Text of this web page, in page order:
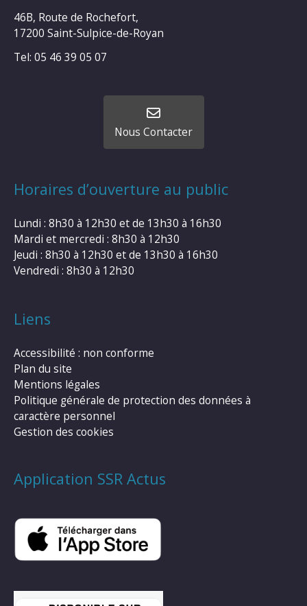
46B, Route de Rochefort,
17200 Saint-Sulpice-de-Royan
Tel: 05 46 39 05 07
Nous Contacter
Horaires d’ouverture au public
Lundi : 8h30 à 12h30 et de 13h30 à 16h30
Mardi et mercredi : 8h30 à 12h30
Jeudi : 8h30 à 12h30 et de 13h30 à 16h30
Vendredi : 8h30 à 12h30
Liens
Accessibilité : non conforme
Plan du site
Mentions légales
Politique générale de protection des données à
caractère personnel
Gestion des cookies
Application SSR Actus